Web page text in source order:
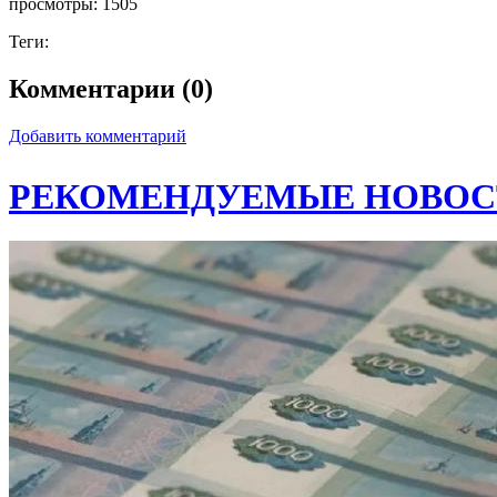
Теги:
Комментарии (0)
Добавить комментарий
РЕКОМЕНДУЕМЫЕ